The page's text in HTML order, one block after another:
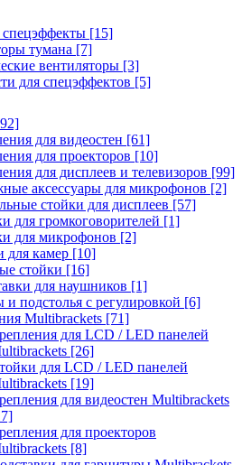
[15]
тумана [7]
вентиляторы [3]
для спецэффектов [5]
для видеостен [61]
для проекторов [10]
для дисплеев и телевизоров [99]
аксессуары для микрофонов [2]
стойки для дисплеев [57]
для громкоговорителей [1]
для микрофонов [2]
для камер [10]
стойки [16]
для наушников [1]
подстолья с регулировкой [6]
Multibrackets [71]
для LCD / LED панелей
[26]
для LCD / LED панелей
[19]
для видеостен Multibrackets
для проекторов
[8]